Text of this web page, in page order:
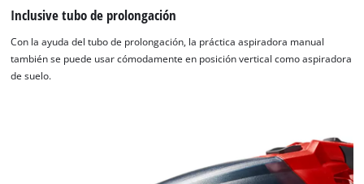
Inclusive tubo de prolongación
Con la ayuda del tubo de prolongación, la práctica aspiradora manual
también se puede usar cómodamente en posición vertical como aspiradora
de suelo.